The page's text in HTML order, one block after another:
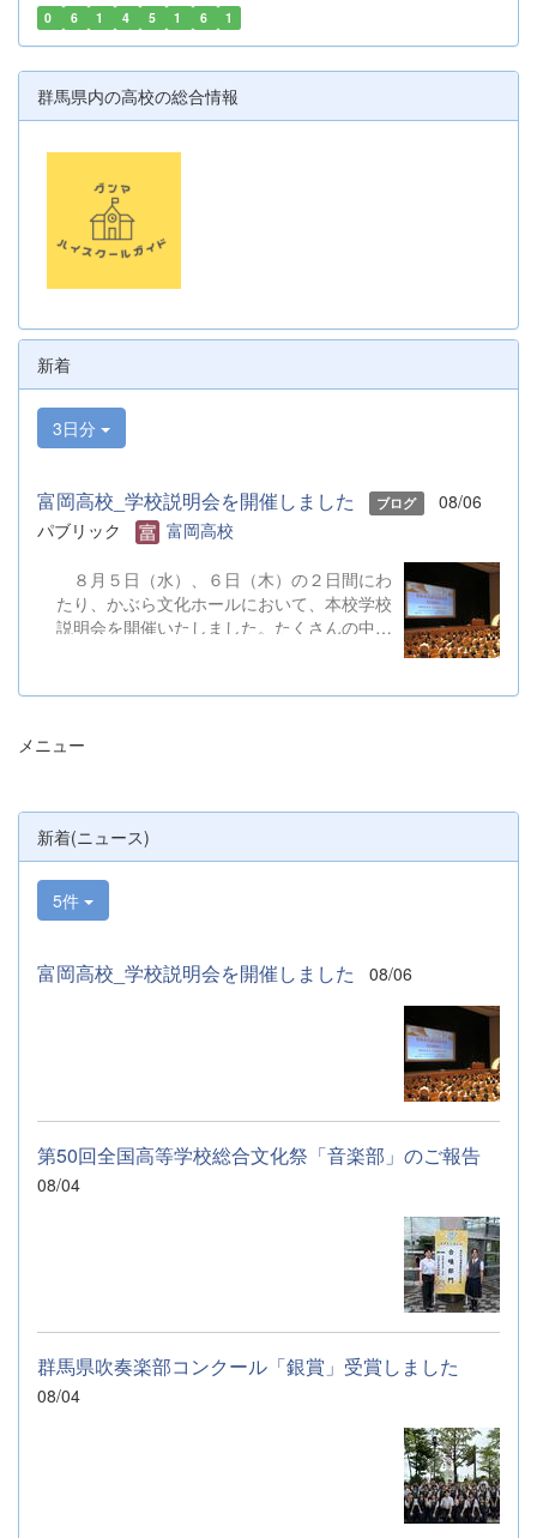
0 6 1 4 5 1 6 1
群馬県内の高校の総合情報
新着
3日分
富岡高校_学校説明会を開催しました ブログ
08/06
パブリック
富岡高校
８月５日（水）、６日（木）の２日間にわ
たり、かぶら文化ホールにおいて、本校学校
説明会を開催いたしました。たくさんの中学
した。 また、各日およそ80名のボランテ
明、探究発表などの運営に携わりました。生
なお、本校は今年度、群馬県教育委員会か
らSAH+ Leading Schoolに認定されていま
す。富岡高校は、これからも「自ら考え、判
断し、行動できる生徒の育成」に取り組んで
まいります。
メニュー
新着(ニュース)
5件
富岡高校_学校説明会を開催しました 08/06
第50回全国高等学校総合文化祭「音楽部」のご報告
08/04
群馬県吹奏楽部コンクール「銀賞」受賞しました
08/04